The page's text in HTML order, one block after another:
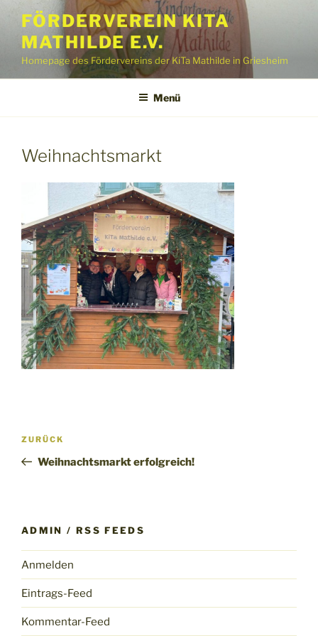
Inhalt
springen
FÖRDERVEREIN KITA
MATHILDE E.V.
Homepage des Fördervereins der KiTa Mathilde in Griesheim
Menü
Weihnachtsmarkt
Beitragsnavigation
Vorheriger
Beitrag
ZURÜCK
Weihnachtsmarkt erfolgreich!
ADMIN / RSS FEEDS
Anmelden
Eintrags-Feed
Kommentar-Feed